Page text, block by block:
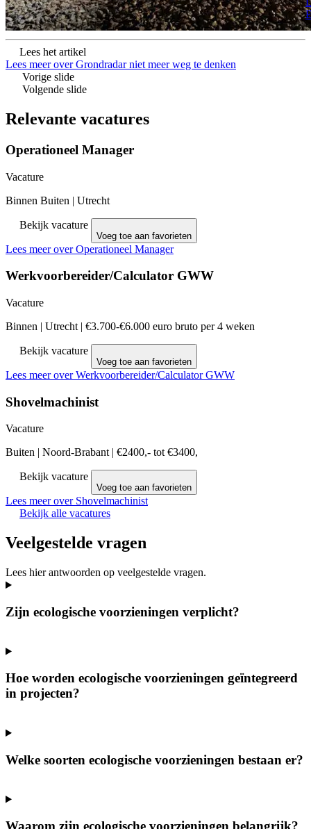
Lees het artikel
Lees meer over Grondradar niet meer weg te denken
Vorige slide
Volgende slide
Relevante vacatures
Operationeel Manager
Vacature
Binnen Buiten | Utrecht
Bekijk vacature
Voeg toe aan favorieten
Lees meer over Operationeel Manager
Werkvoorbereider/Calculator GWW
Vacature
Binnen | Utrecht | €3.700-€6.000 euro bruto per 4 weken
Bekijk vacature
Voeg toe aan favorieten
Lees meer over Werkvoorbereider/Calculator GWW
Shovelmachinist
Vacature
Buiten | Noord-Brabant | €2400,- tot €3400,
Bekijk vacature
Voeg toe aan favorieten
Lees meer over Shovelmachinist
Bekijk alle vacatures
Veelgestelde vragen
Lees hier antwoorden op veelgestelde vragen.
Zijn ecologische voorzieningen verplicht?
Hoe worden ecologische voorzieningen geïntegreerd
in projecten?
Welke soorten ecologische voorzieningen bestaan er?
Waarom zijn ecologische voorzieningen belangrijk?